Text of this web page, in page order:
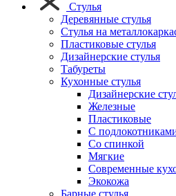
Стулья
Деревянные стулья
Стулья на
Пластиковые стулья
Дизайнерские стулья
Табуреты
Кухонные стулья
Дизайнерские
Железные
Пластиковые
С
Со спинкой
Мягкие
Современные
Экокожа